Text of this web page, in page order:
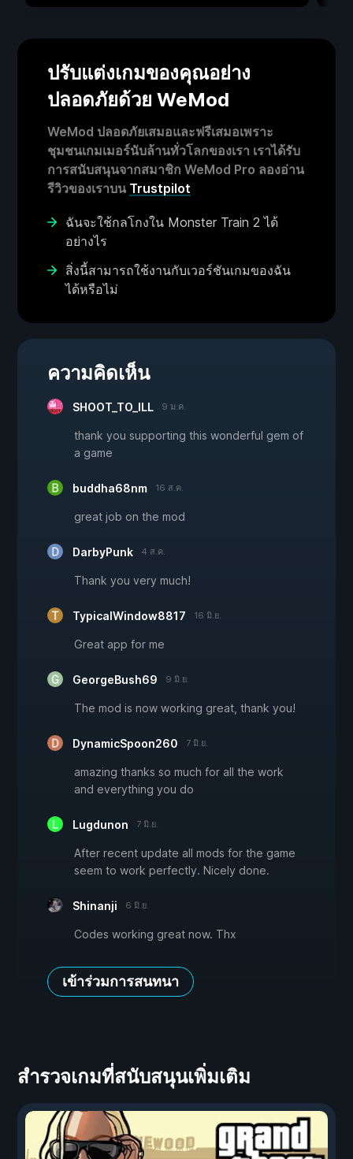
ปรับแต่งเกมของคุณอย่าง
ปลอดภัยด้วย WeMod
WeMod ปลอดภัยเสมอและฟรีเสมอเพราะ
ชุมชนเกมเมอร์นับล้านทั่วโลกของเรา เราได้รับ
การสนับสนุนจากสมาชิก WeMod Pro ลองอ่าน
รีวิวของเราบน Trustpilot
ฉันจะใช้กลโกงใน Monster Train 2 ได้
อย่างไร
สิ่งนี้สามารถใช้งานกับเวอร์ชันเกมของฉัน
ได้หรือไม่
ความคิดเห็น
SHOOT_TO_ILL 9 ม.ค.
thank you supporting this wonderful gem of
a game
buddha68nm 16 ส.ค.
great job on the mod
DarbyPunk 4 ส.ค.
Thank you very much!
TypicalWindow8817 16 มิ.ย.
Great app for me
GeorgeBush69 9 มิ.ย.
The mod is now working great, thank you!
DynamicSpoon260 7 มิ.ย.
amazing thanks so much for all the work
and everything you do
Lugdunon 7 มิ.ย.
After recent update all mods for the game
seem to work perfectly. Nicely done.
Shinanji 6 มิ.ย.
Codes working great now. Thx
เข้าร่วมการสนทนา
สำรวจเกมที่สนับสนุนเพิ่มเติม